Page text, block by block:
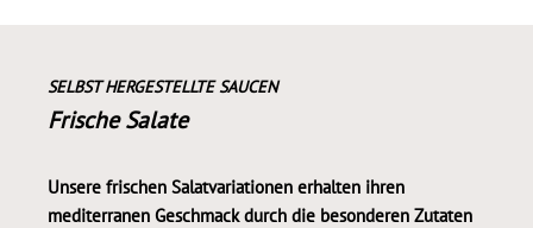
SELBST HERGESTELLTE SAUCEN
Frische Salate
Unsere frischen Salatvariationen erhalten ihren
mediterranen Geschmack durch die besonderen Zutaten